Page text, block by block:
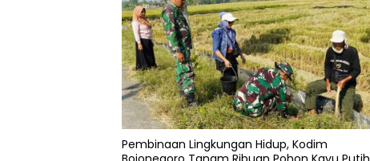
Pembinaan Lingkungan Hidup, Kodim